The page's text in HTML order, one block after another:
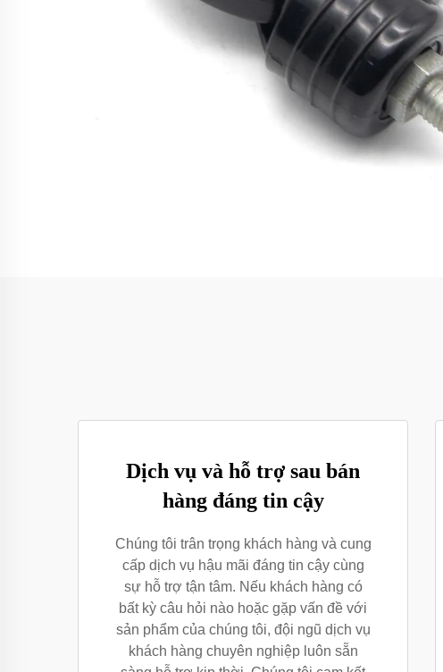
Dịch vụ và hỗ trợ sau bán
hàng đáng tin cậy
Chúng tôi trân trọng khách hàng và cung
cấp dịch vụ hậu mãi đáng tin cậy cùng
sự hỗ trợ tận tâm. Nếu khách hàng có
bất kỳ câu hỏi nào hoặc gặp vấn đề với
sản phẩm của chúng tôi, đội ngũ dịch vụ
khách hàng chuyên nghiệp luôn sẵn